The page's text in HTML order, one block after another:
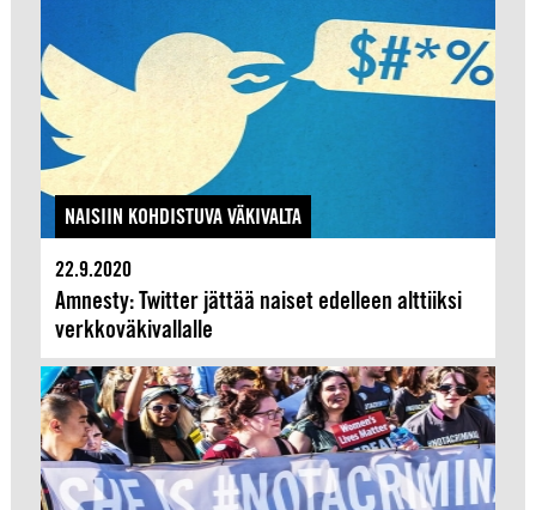
NAISIIN KOHDISTUVA VÄKIVALTA
22.9.2020
Amnesty: Twitter jättää naiset edelleen alttiiksi
verkkoväkivallalle